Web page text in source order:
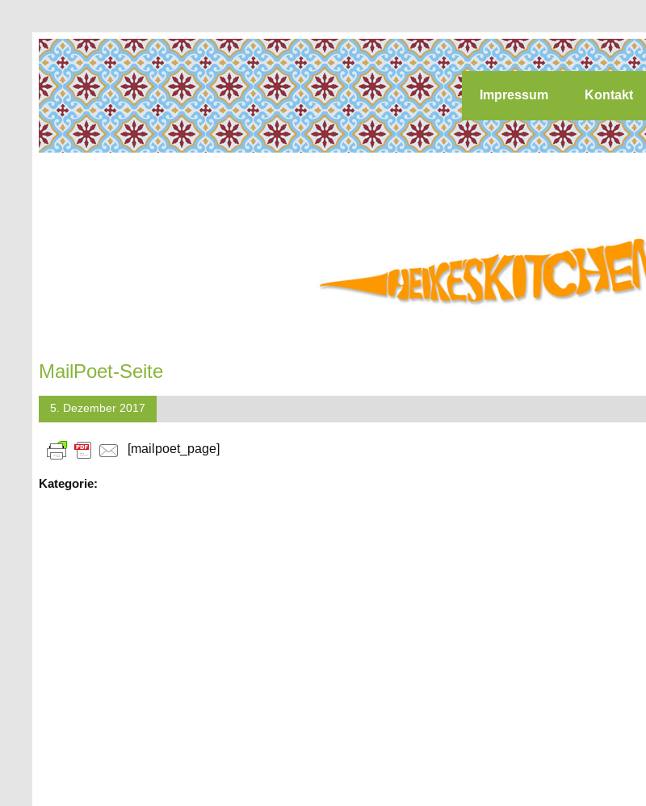
Impressum Kontakt
MailPoet-Seite
5. Dezember 2017
[mailpoet_page]
Kategorie: